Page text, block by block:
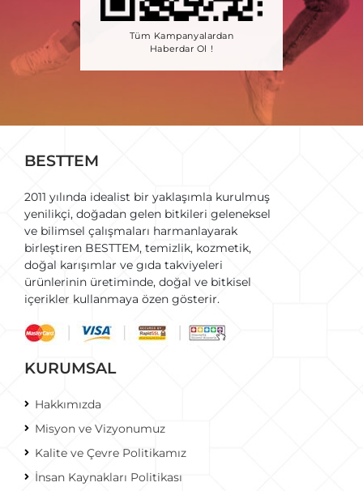
Tüm Kampanyalardan
Haberdar Ol !
BESTTEM
2011 yılında idealist bir yaklaşımla kurulmuş
yenilikçi, doğadan gelen bitkileri geleneksel
ve bilimsel çalışmaları harmanlayarak
birleştiren BESTTEM, temizlik, kozmetik,
doğal karışımlar ve gıda takviyeleri
ürünlerinin üretiminde, doğal ve bitkisel
içerikler kullanmaya özen gösterir.
KURUMSAL
Hakkımızda
Misyon ve Vizyonumuz
Kalite ve Çevre Politikamız
İnsan Kaynakları Politikası